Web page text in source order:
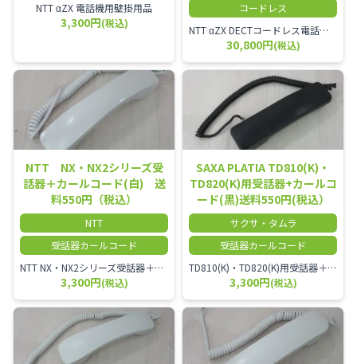
NTT αZX 電話機用壁掛用品
3,300円(税込)
コードレス
NTT αZX DECTコードレス電話機(ダイバーシティ方式)
30,800円(税込)
NTT NX・NX2シリーズ受
話器＋カールコード(白) 送
料550円（税込）
NTT
受話器カールコード
NTT NX・NX2シリーズ受話器＋カールコード
3,300円(税込)
SAXA PLATIA TD810(K)・
TD820(K)用受話器+カールコ
ード(黒)送料550円(税込）
サクサ・タムラ
受話器カールコード
TD810(K)・TD820(K)用受話器＋カールコード セット／本商品は中古品となります。 写真では分かりにくいキズ・汚れなどの使用感があります。 予めご理解・ご了承頂きますようお願いいたします。
3,300円(税込)